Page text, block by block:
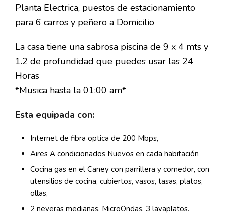
Planta Electrica, puestos de estacionamiento
para 6 carros y peñero a Domicilio
La casa tiene una sabrosa piscina de 9 x 4 mts y
1.2 de profundidad que puedes usar las 24
Horas
*Musica hasta la 01:00 am*
Esta equipada con:
Internet de fibra optica de 200 Mbps,
Aires A condicionados Nuevos en cada habitación
Cocina gas en el Caney con parrillera y comedor, con
utensilios de cocina, cubiertos, vasos, tasas, platos,
ollas,
2 neveras medianas, MicroOndas, 3 lavaplatos.